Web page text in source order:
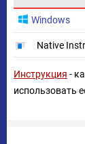
Windows
Native
Инструкция -
использовать